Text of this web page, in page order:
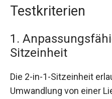
Testkriterien
1.
Sitzeinheit
Die 2-in-1-Sitzeinheit
Umwandlung von einer